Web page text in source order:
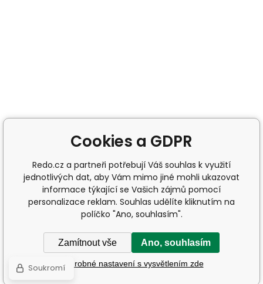
Cookies a GDPR
Redo.cz a partneři potřebují Váš souhlas k využití
jednotlivých dat, aby Vám mimo jiné mohli ukazovat
informace týkající se Vašich zájmů pomocí
personalizace reklam. Souhlas udělíte kliknutím na
políčko "Ano, souhlasím".
Zamítnout vše Ano, souhlasím
Podrobné nastavení s vysvětlením zde
Soukromí